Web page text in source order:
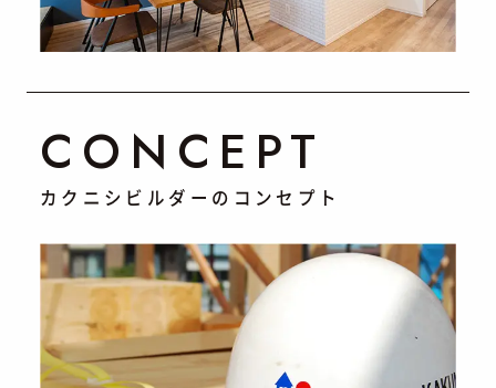
CONCEPT
カクニシビルダーのコンセプト